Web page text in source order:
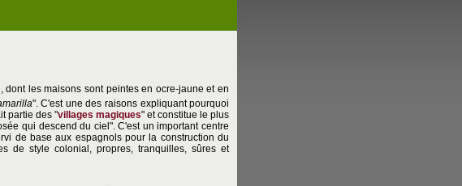
les maisons sont peintes en ocre-jaune et en
". C'est une des raisons expliquant pourquoi
partie des "villages magiques" et constitue le plus
qui descend du ciel". C'est un important centre
de base aux espagnols pour la construction du
de style colonial, propres, tranquilles, sûres et